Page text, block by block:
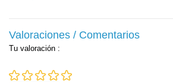
Valoraciones / Comentarios
Tu valoración :